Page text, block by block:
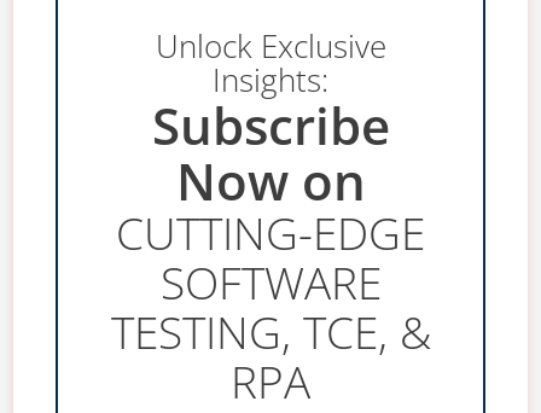
Unlock Exclusive
Insights:
Subscribe
Now on
CUTTING-EDGE
SOFTWARE
TESTING, TCE, &
RPA